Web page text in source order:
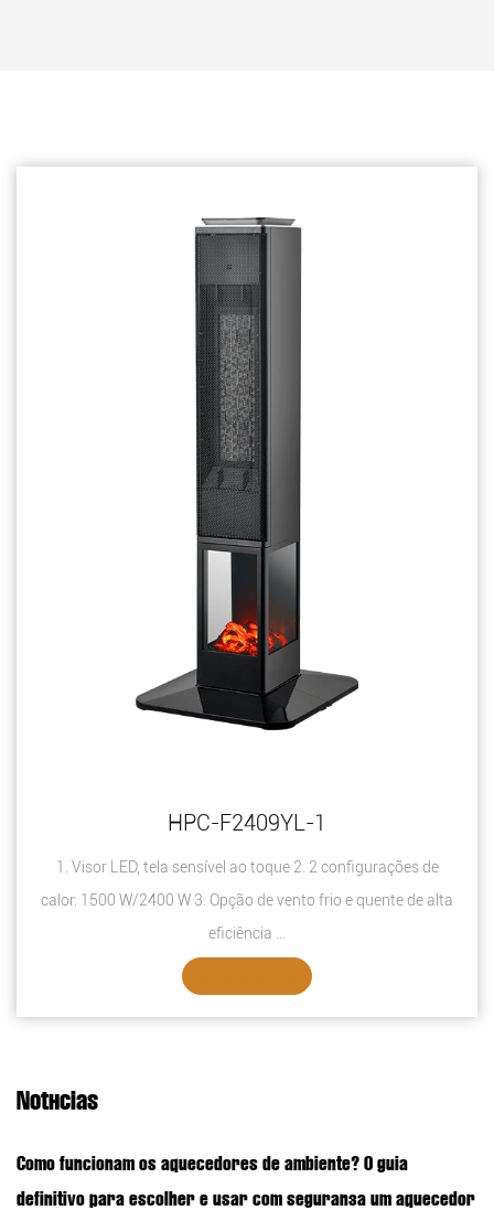
HPC-F2409YL-1
1. Visor LED, tela sensível ao toque 2. 2 configurações de
calor: 1500 W/2400 W 3. Opção de vento frio e quente de alta
eficiência ...
Notícias
Como funcionam os aquecedores de ambiente? O guia
definitivo para escolher e usar com segurança um aquecedor